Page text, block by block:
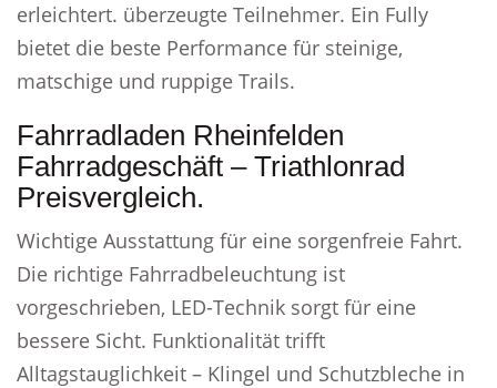
erleichtert. überzeugte Teilnehmer. Ein Fully
bietet die beste Performance für steinige,
matschige und ruppige Trails.
Fahrradladen Rheinfelden
Fahrradgeschäft – Triathlonrad
Preisvergleich.
Wichtige Ausstattung für eine sorgenfreie Fahrt.
Die richtige Fahrradbeleuchtung ist
vorgeschrieben, LED-Technik sorgt für eine
bessere Sicht. Funktionalität trifft
Alltagstauglichkeit – Klingel und Schutzbleche in